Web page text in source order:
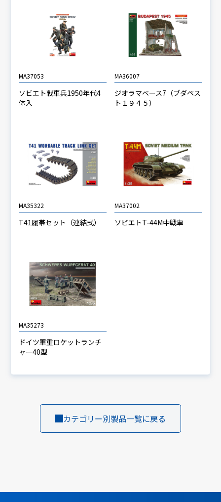
MA37053
ソビエト戦車兵1950年代4
体入
MA36007
ジオラマベース7（ブダペス
ト１９４５）
MA35322
T41履帯セット（連結式）
MA37002
ソビエトT-44M中戦車
MA35273
ドイツ軍重ロケットランチ
ャー40型
カテゴリー別製品一覧に戻る